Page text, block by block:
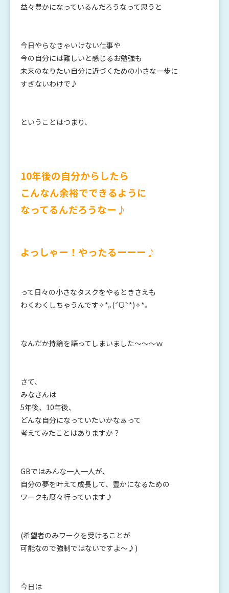
益々豊かになっているんだろうなって思うと
今日やらなきゃいけない仕事や
今の自分には難しいと感じるお勉強も
未来のなりたい自分に近づくための小さな一歩に
すぎないわけで♪
ということはつまり、
10年後の自分からしたら
こんなん余裕でできるように
なってるんだろうなー♪
よっしゃー！やったるーーー♪
って日々の小さなタスクをやるときさえも
わくわくしちゃうんです✧*｡(ˊᗜˋ*)✧*｡
なんだか持論を語ってしまいました～～～ｗ
さて、
みなさんは
5年後、10年後、
どんな自分になっていたいかなぁって
考えてみたことはありますか？
GBではみんな一人一人が、
自分の夢を叶えて成長して、豊かになるための
ワークも度々行っています♪
(希望者のみワークを受けることが
可能なので強制ではないですよ～♪)
今日は